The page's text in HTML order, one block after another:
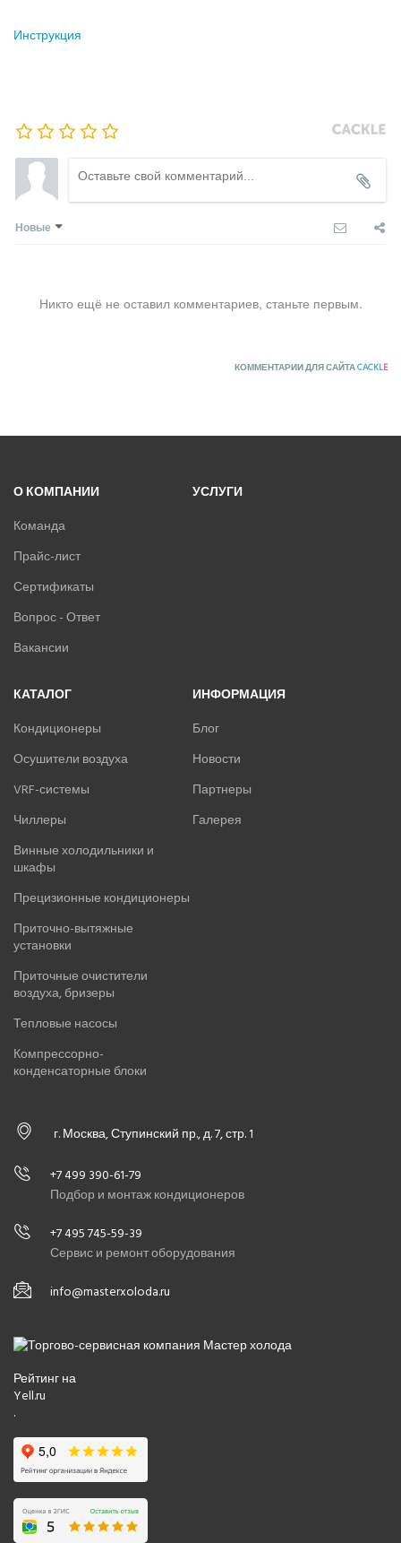
Инструкция
Новые
Никто ещё не оставил комментариев, станьте первым.
КОММЕНТАРИИ ДЛЯ САЙТАCACKLE
О КОМПАНИИ
Команда
Прайс-лист
Сертификаты
Вопрос - Ответ
Вакансии
УСЛУГИ
КАТАЛОГ
Кондиционеры
Осушители воздуха
VRF-системы
Чиллеры
Винные холодильники и
шкафы
Прецизионные кондиционеры
Приточно-вытяжные
установки
Приточные очистители
воздуха, бризеры
Тепловые насосы
Компрессорно-
конденсаторные блоки
ИНФОРМАЦИЯ
Блог
Новости
Партнеры
Галерея
г. Москва, Ступинский пр., д. 7, стр. 1
+7 499 390-61-79
Подбор и монтаж кондиционеров
+7 495 745-59-39
Сервис и ремонт оборудования
info@masterxoloda.ru
Рейтинг на
Yell.ru
.